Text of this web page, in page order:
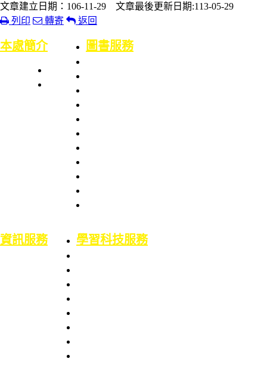
文章建立日期：106-11-29 文章最後更新日期:113-05-29
列印
轉寄
返回
本處簡介 圖書服務
資訊服務
電腦設備預算專區
學習科技服務